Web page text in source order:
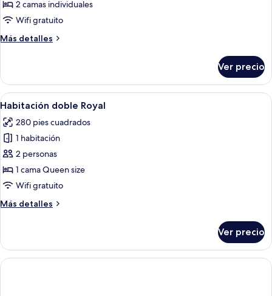
Habitación
Deluxe
con
individuales,
2
camas
individuales,
para
no
fumadores
2 camas individuales
Wifi gratuito
Más detalles
Más
Deluxe
con
2
individuales,
2
camas
individuales,
para
no
fumadores
Ver precio
Abrir
todas
las
fotos
de
Habitación
doble
Una habitación de hotel moderna
17
Habitación doble Royal
280 pies cuadrados
1 habitación
2 personas
1 cama Queen size
Wifi gratuito
Más detalles
Más
doble
Royal
Ver precio